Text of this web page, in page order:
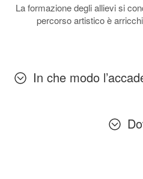
La formazione degli allievi si
percorso artistico è
In che modo